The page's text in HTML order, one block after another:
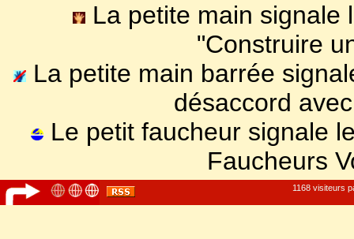
La petite main signale
"Construire
La petite main barrée
désaccord
Le petit faucheur signale
Faucheurs
1168 visiteurs